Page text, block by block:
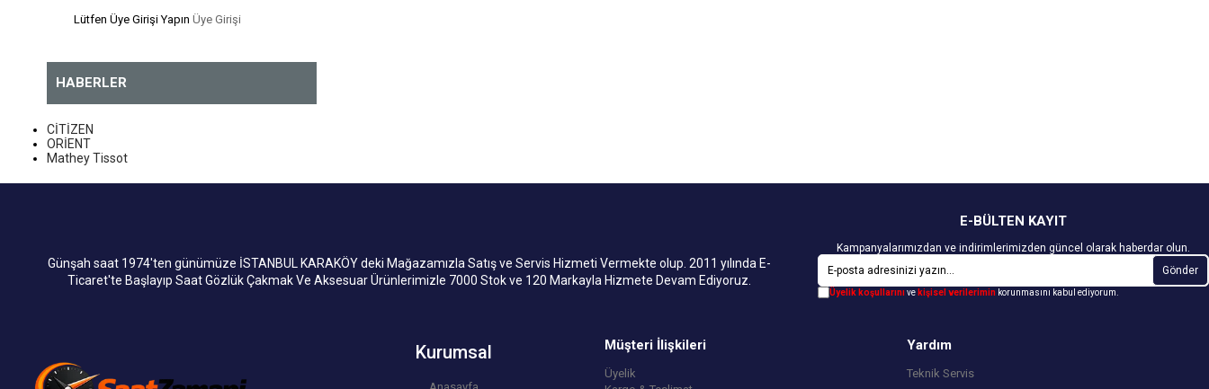
Lütfen Üye Girişi Yapın Üye Girişi
HABERLER
CİTİZEN
ORİENT
Mathey Tissot
Günşah saat 1974'ten günümüze İSTANBUL KARAKÖY deki Mağazamızla Satış ve Servis Hizmeti Vermekte olup. 2011 yılında E-
Ticaret'te Başlayıp Saat Gözlük Çakmak Ve Aksesuar Ürünlerimizle 7000 Stok ve 120 Markayla Hizmete Devam Ediyoruz.
E-BÜLTEN KAYIT
Kampanyalarımızdan ve indirimlerimizden güncel olarak haberdar olun.
Gönder
Üyelik koşullarınıve kişisel verilerimin korunmasını kabul ediyorum.
Kurumsal Müşteri İlişkileri
Üyelik
Yardım
Teknik Servis